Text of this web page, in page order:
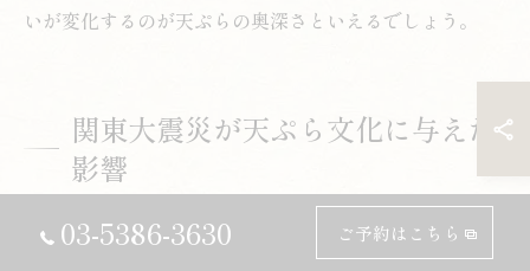
いが変化するのが天ぷらの奥深さといえるでしょう。
関東大震災が天ぷら文化に与えた
影響
関東大震災と天ぷら文化の広がりの背景
03-5386-3630 ご予約はこちら